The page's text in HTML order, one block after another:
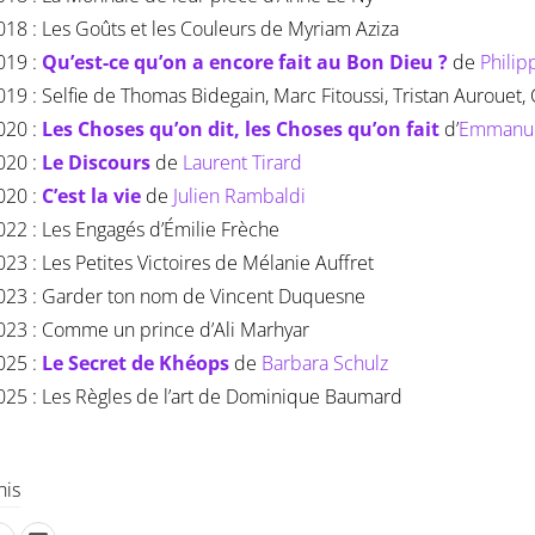
: Les Goûts et les Couleurs de Myriam Aziza
: Qu’est-ce qu’on a encore fait au Bon Dieu ? de
: Selfie de Thomas Bidegain, Marc Fitoussi, Tristan
: Les Choses qu’on dit, les Choses qu’on fait d’
: Le Discours de Laurent Tirard
: C’est la vie de Julien Rambaldi
: Les Engagés d’Émilie Frèche
: Les Petites Victoires de Mélanie Auffret
: Garder ton nom de Vincent Duquesne
: Comme un prince d’Ali Marhyar
: Le Secret de Khéops de Barbara Schulz
: Les Règles de l’art de Dominique Baumard